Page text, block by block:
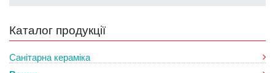
Каталог продукції
Санітарна кераміка